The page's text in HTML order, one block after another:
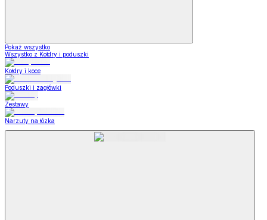
Pokaż wszystko
Wszystko z Kołdry i poduszki
Kołdry i koce
Poduszki i zagłówki
Zestawy
Narzuty na łózka